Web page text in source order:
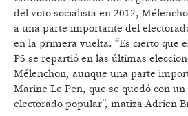
del voto socialista en 2012,
a una parte importante del
en la primera vuelta. “Es cierto que
PS se repartió en las últimas
Mélenchon, aunque una parte
Marine Le Pen, que se quedó con
electorado popular”, matiza Adrien